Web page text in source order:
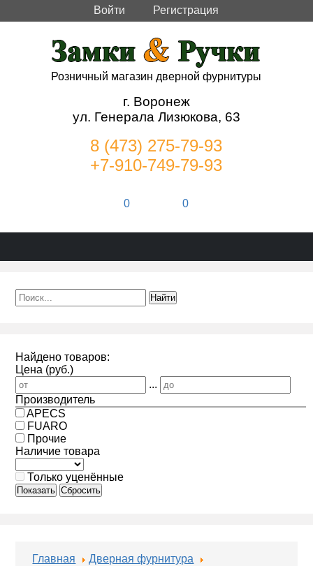
Войти Регистрация
Розничный магазин дверной фурнитуры
г. Воронеж
ул. Генерала Лизюкова, 63
8 (473) 275-79-93
+7-910-749-79-93
0 0
Найдено товаров:
Цена (руб.)
...
Производитель
APECS
FUARO
Прочие
Наличие товара
Только уценённые
Показать Сбросить
Главная
Дверная фурнитура